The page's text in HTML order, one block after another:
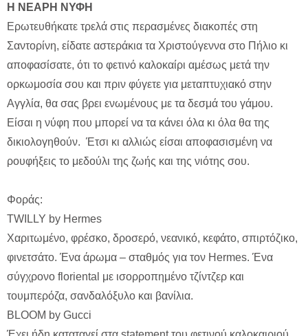
H ΝΕΑΡΗ ΝΥΦΗ
Ερωτευθήκατε τρελά στις περασμένες διακοπές στη
Σαντορίνη, είδατε αστεράκια τα Χριστούγεννα στο Πήλιο κι
αποφασίσατε, ότι το φετινό καλοκαίρι αμέσως μετά την
ορκωμοσία σου και πριν φύγετε για μεταπτυχιακό στην
Αγγλία, θα σας βρει ενωμένους με τα δεσμά του γάμου.
Είσαι η νύφη που μπορεί να τα κάνει όλα κι όλα θα της
δικιολογηθούν. Έτσι κι αλλιώς είσαι αποφασισμένη να
ρουφήξεις το μεδούλι της ζωής και της νιότης σου.
Φοράς:
TWILLY by Hermes
Χαριτωμένο, φρέσκο, δροσερό, νεανικό, κεφάτο, σπιρτόζικο,
φινετσάτο. Ένα άρωμα – σταθμός για τον Hermes. Ένα
σύγχρονο floriental με ισορροπημένο τζίντζερ και
τουμπερόζα, σανδαλόξυλο και βανίλια.
BLOOM by Gucci